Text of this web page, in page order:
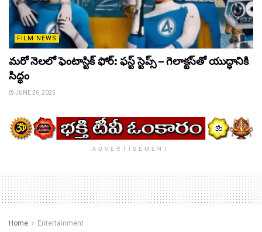
FILM NEWS
మరో నెలలో ఫెంటాస్టిక్ ఫోర్: ఫస్ట్ స్టెప్స్ – గెలాక్టస్‌తో యుద్ధానికి
సిద్ధం
JUNE 26, 2025
ADVERTISEMENT
Home Entertainment